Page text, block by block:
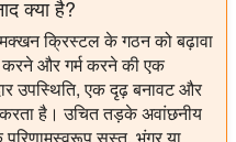
क्या है?
क्रिस्टल के गठन को बढ़ावा
और गर्म करने की एक
उपस्थिति, एक दृढ़ बनावट और
है। उचित तड़के अवांछनीय